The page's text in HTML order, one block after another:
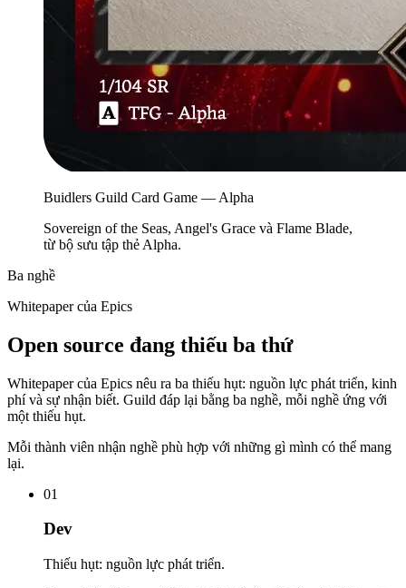
Buidlers Guild Card Game — Alpha
Sovereign of the Seas, Angel's Grace và Flame Blade,
từ bộ sưu tập thẻ Alpha.
Ba nghề
Whitepaper của Epics
Open source đang thiếu ba thứ
Whitepaper của Epics nêu ra ba thiếu hụt: nguồn lực phát triển, kinh
phí và sự nhận biết. Guild đáp lại bằng ba nghề, mỗi nghề ứng với
một thiếu hụt.
Mỗi thành viên nhận nghề phù hợp với những gì mình có thể mang
lại.
01
Dev
Thiếu hụt: nguồn lực phát triển.